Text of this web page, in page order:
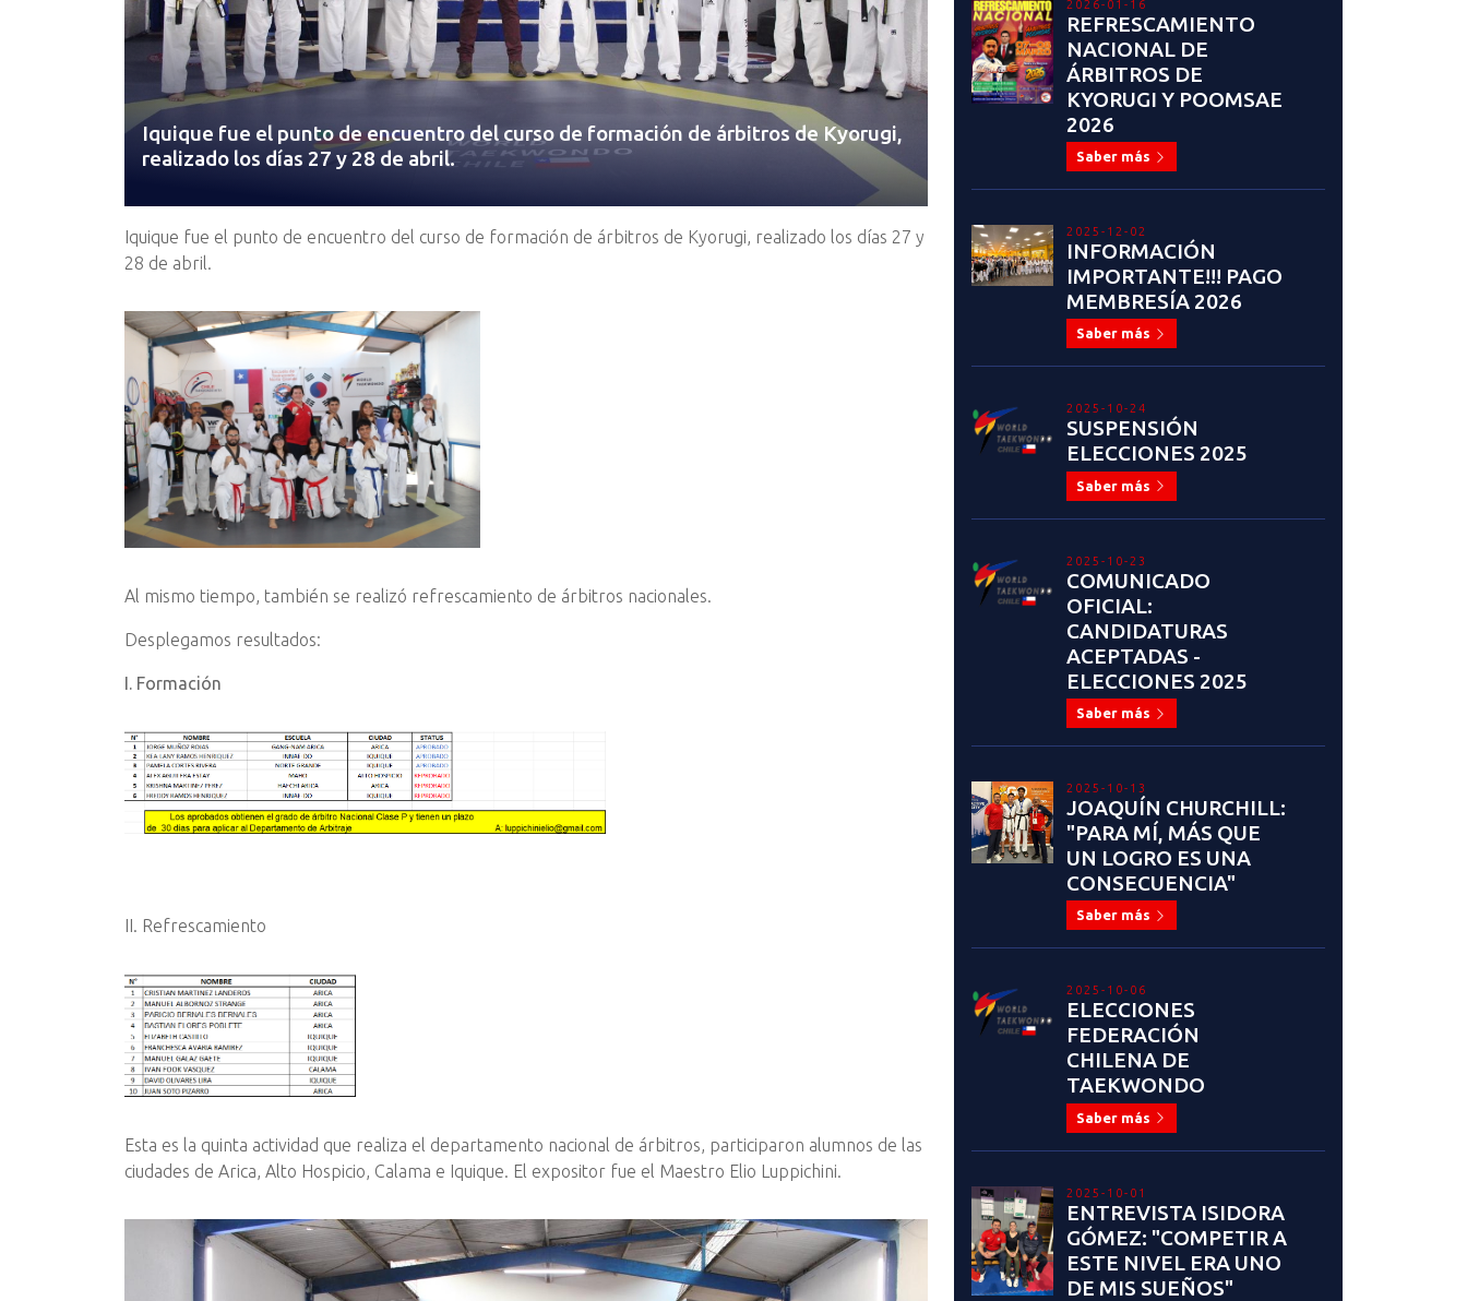
Iquique fue el punto de encuentro del curso de formación de árbitros de Kyorugi,
realizado los días 27 y 28 de abril.
Iquique fue el punto de encuentro del curso de formación de árbitros de Kyorugi, realizado los días 27 y
28 de abril.
Al mismo tiempo, también se realizó refrescamiento de árbitros nacionales.
Desplegamos resultados:
I. Formación
II. Refrescamiento
Esta es la quinta actividad que realiza el departamento nacional de árbitros, participaron alumnos de las
ciudades de Arica, Alto Hospicio, Calama e Iquique. El expositor fue el Maestro Elio Luppichini.
2026-01-16
REFRESCAMIENTO
NACIONAL DE
ÁRBITROS DE
KYORUGI Y POOMSAE
2026
Saber más
2025-12-02
INFORMACIÓN
IMPORTANTE!!! PAGO
MEMBRESÍA 2026
Saber más
2025-10-24
SUSPENSIÓN
ELECCIONES 2025
Saber más
2025-10-23
COMUNICADO
OFICIAL:
CANDIDATURAS
ACEPTADAS -
ELECCIONES 2025
Saber más
2025-10-13
JOAQUÍN CHURCHILL:
"PARA MÍ, MÁS QUE
UN LOGRO ES UNA
CONSECUENCIA"
Saber más
2025-10-06
ELECCIONES
FEDERACIÓN
CHILENA DE
TAEKWONDO
Saber más
2025-10-01
ENTREVISTA ISIDORA
GÓMEZ: "COMPETIR A
ESTE NIVEL ERA UNO
DE MIS SUEÑOS"